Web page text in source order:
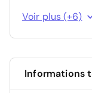
Réglage du site
(régulation
Feux arrière à
Feux arrière de
Détecteur de
Voir plus (+6)
Informations